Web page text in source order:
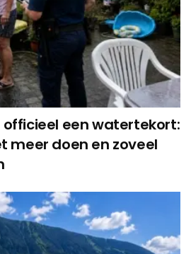
een watertekort:
meer doen en zoveel